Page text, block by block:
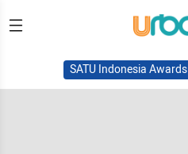
SATU Indonesia Awards